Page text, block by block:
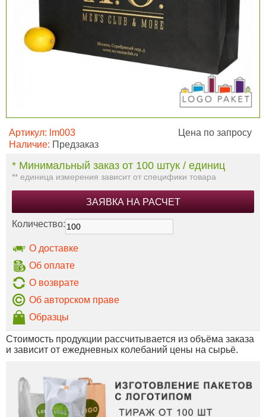
Артикул: lm003
Наличие: Предзаказ
Цена по запросу
* Минимальный заказ от 100 штук / единиц
** единица измерения зависит от специфики товара
ЗАЯВКА НА РАСЧЕТ
Количество:
О доставке
Об оплате
О возврате
Об авторском праве
Образцы
Стоимость продукции рассчитывается из объёма заказа
и зависит от ежедневных колебаний цены на сырьё.